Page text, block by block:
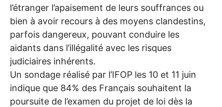
l’étranger l’apaisement de leurs souffrances ou
bien à avoir recours à des moyens clandestins,
parfois dangereux, pouvant conduire les
aidants dans l’illégalité avec les risques
judiciaires inhérents.
Un sondage réalisé par l’IFOP les 10 et 11 juin
indique que 84% des Français souhaitent la
poursuite de l’examen du projet de loi dès la